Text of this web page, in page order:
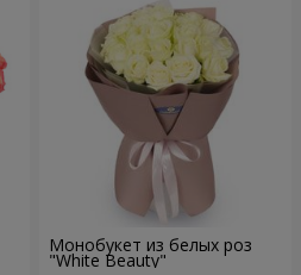
Монобукет из белых роз
"White Beauty"